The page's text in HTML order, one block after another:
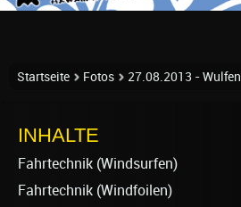
Startseite Fotos 27.08.2013 - Wulfen
INHALTE
Fahrtechnik (Windsurfen)
Fahrtechnik (Windfoilen)